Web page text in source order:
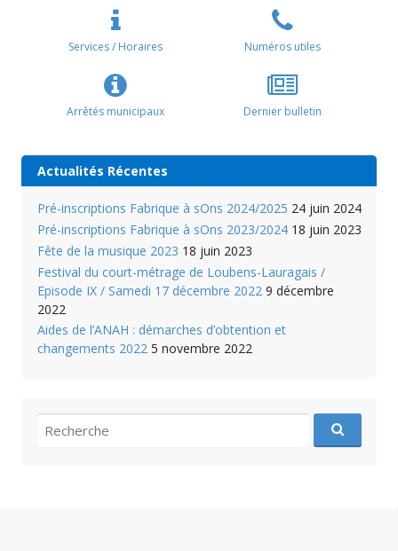
Services / Horaires Numéros utiles
Arrêtés municipaux Dernier bulletin
Actualités Récentes
Pré-inscriptions Fabrique à sOns 2024/2025 24 juin 2024
Pré-inscriptions Fabrique à sOns 2023/2024 18 juin 2023
Fête de la musique 2023 18 juin 2023
Festival du court-métrage de Loubens-Lauragais /
Episode IX / Samedi 17 décembre 2022 9 décembre
2022
Aides de l’ANAH : démarches d’obtention et
changements 2022 5 novembre 2022
pour